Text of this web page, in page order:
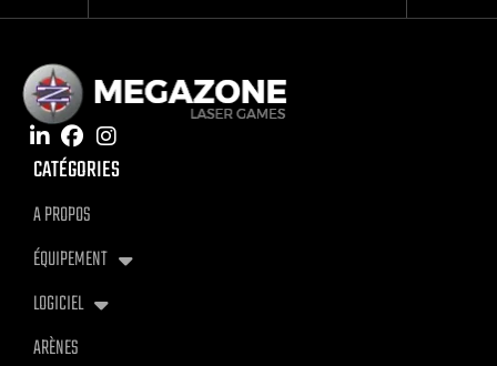
CATÉGORIES
A PROPOS
ÉQUIPEMENT
LOGICIEL
ARÈNES